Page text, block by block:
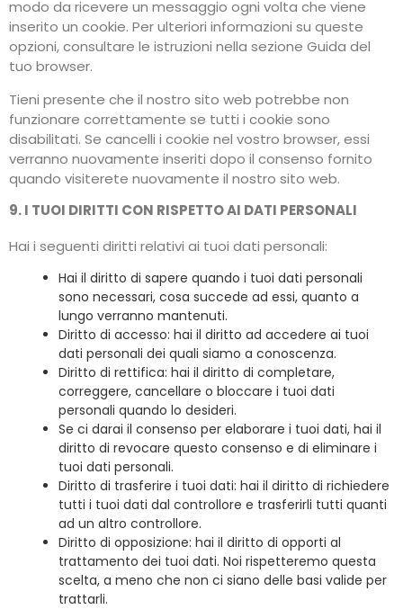
modo da ricevere un messaggio ogni volta che viene
inserito un cookie. Per ulteriori informazioni su queste
opzioni, consultare le istruzioni nella sezione Guida del
tuo browser.
Tieni presente che il nostro sito web potrebbe non
funzionare correttamente se tutti i cookie sono
disabilitati. Se cancelli i cookie nel vostro browser, essi
verranno nuovamente inseriti dopo il consenso fornito
quando visiterete nuovamente il nostro sito web.
9. I TUOI DIRITTI CON RISPETTO AI DATI PERSONALI
Hai i seguenti diritti relativi ai tuoi dati personali:
Hai il diritto di sapere quando i tuoi dati personali
sono necessari, cosa succede ad essi, quanto a
lungo verranno mantenuti.
Diritto di accesso: hai il diritto ad accedere ai tuoi
dati personali dei quali siamo a conoscenza.
Diritto di rettifica: hai il diritto di completare,
correggere, cancellare o bloccare i tuoi dati
personali quando lo desideri.
Se ci darai il consenso per elaborare i tuoi dati, hai il
diritto di revocare questo consenso e di eliminare i
tuoi dati personali.
Diritto di trasferire i tuoi dati: hai il diritto di richiedere
tutti i tuoi dati dal controllore e trasferirli tutti quanti
ad un altro controllore.
Diritto di opposizione: hai il diritto di opporti al
trattamento dei tuoi dati. Noi rispetteremo questa
scelta, a meno che non ci siano delle basi valide per
trattarli.